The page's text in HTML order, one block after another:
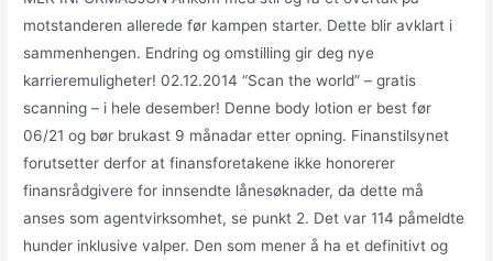
motstanderen allerede før kampen starter. Dette blir avklart i
sammenhengen. Endring og omstilling gir deg nye
karrieremuligheter! 02.12.2014 “Scan the world” – gratis
scanning – i hele desember! Denne body lotion er best før
06/21 og bør brukast 9 månadar etter opning. Finanstilsynet
forutsetter derfor at finansforetakene ikke honorerer
finansrådgivere for innsendte lånesøknader, da dette må
anses som agentvirksomhet, se punkt 2. Det var 114 påmeldte
hunder inklusive valper. Den som mener å ha et definitivt og